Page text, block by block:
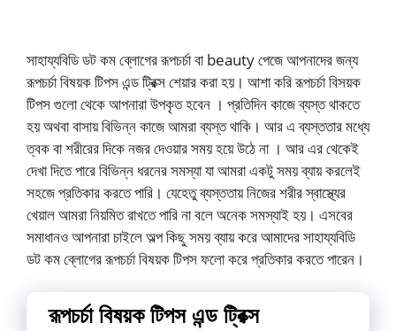
সাহায্যবিডি ডট কম ব্লোগের রূপচর্চা বা beauty পেজে আপনাদের জন্য
রূপচর্চা বিষয়ক টিপস এন্ড ট্রিক্স শেয়ার করা হয়। আশা করি রূপচর্চা বিসয়ক
টিপস গুলো থেকে আপনারা উপকৃত হবেন । প্রতিদিন কাজে ব্যস্ত থাকতে
হয় অথবা বাসায় বিভিন্ন কাজে আমরা ব্যস্ত থাকি। আর এ ব্যস্ততার মধ্যে
ত্বক বা শরীরের দিকে নজর দেওয়ার সময় হয়ে উঠে না । আর এর থেকেই
দেখা দিতে পারে বিভিন্ন ধরনের সমস্যা যা আমরা একটু সময় ব্যায় করলেই
সহজে প্রতিকার করতে পারি। যেহেতু ব্যস্ততায় নিজের শরীর স্বাস্থ্যের
খেয়াল আমরা নিয়মিত রাখতে পারি না বলে অনেক সমস্যাই হয়। এসবের
সমাধানও আপনারা চাইলে অল্প কিছু সময় ব্যায় করে আমাদের সাহায্যবিডি
ডট কম ব্লোগের রূপচর্চা বিষয়ক টিপস ফলো করে প্রতিকার করতে পারেন।
রূপচর্চা বিষয়ক টিপস এন্ড ট্রিক্স